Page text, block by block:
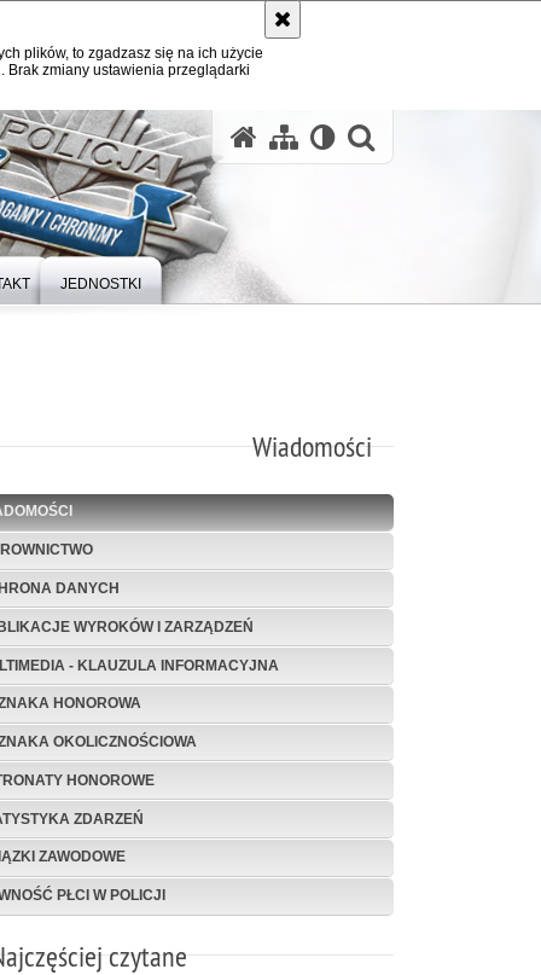
plików, to zgadzasz się na ich użycie
zmiany ustawienia przeglądarki
JEDNOSTKI
Wiadomości
DANYCH
WYROKÓW I ZARZĄDZEŃ
- KLAUZULA INFORMACYJNA
HONOROWA
OKOLICZNOŚCIOWA
HONOROWE
ZDARZEŃ
ZAWODOWE
PŁCI W POLICJI
czytane